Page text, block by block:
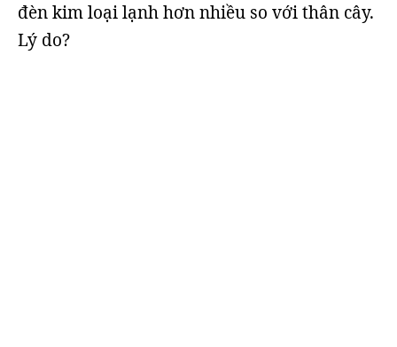
đèn kim loại lạnh hơn nhiều so với thân cây.
Lý do?